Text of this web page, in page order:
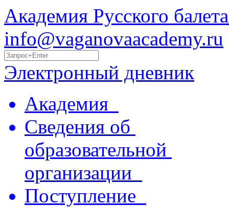
Академия Русского
info@vaganovaacademy.ru
Электронный дневник
Академия
Сведения об
образовательной
организации
Поступление